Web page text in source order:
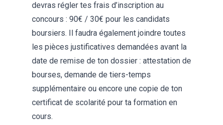
devras régler tes frais d’inscription au
concours : 90€ / 30€ pour les candidats
boursiers. Il faudra également joindre toutes
les pièces justificatives demandées avant la
date de remise de ton dossier : attestation de
bourses, demande de tiers-temps
supplémentaire ou encore une copie de ton
certificat de scolarité pour ta formation en
cours.